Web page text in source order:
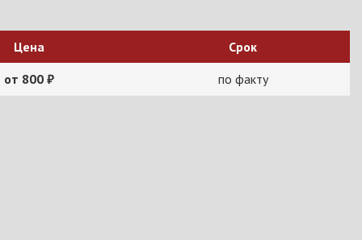
Цена
Срок
от 800 ₽
по факту